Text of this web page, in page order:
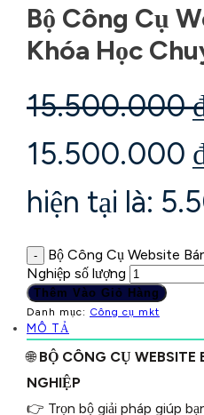
Bộ Công Cụ
Khóa Học
15.500.000
15.500.000
hiện tại là:
-
Bộ Công Cụ Website
Nghiệp số lượng
Thêm Vào Giỏ Hàng
Danh mục: Công cụ mkt
MÔ TẢ
🌐BỘ CÔNG CỤ WEBSITE
NGHIỆP
👉 Trọn bộ giải pháp giúp